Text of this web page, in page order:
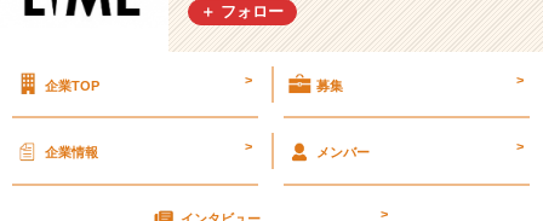
て
【株
社
＋ フォロー
企業TOP > 募集 >
企業情報 > メンバー >
>